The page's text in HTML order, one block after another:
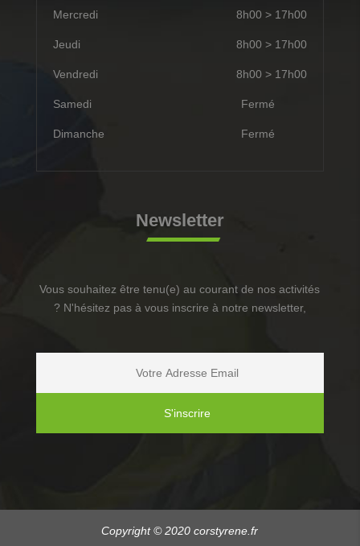
Mercredi 8h00 > 17h00
Jeudi 8h00 > 17h00
Vendredi 8h00 > 17h00
Samedi Fermé
Dimanche Fermé
Newsletter
Vous souhaitez être tenu(e) au courant de nos activités
? N'hésitez pas à vous inscrire à notre newsletter,
Copyright © 2020 corstyrene.fr